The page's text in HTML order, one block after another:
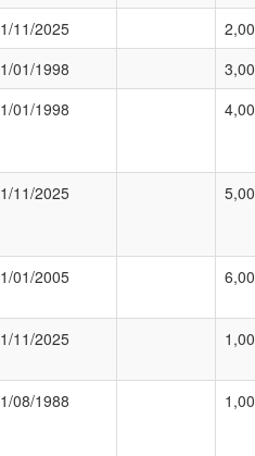
1/11/2025 2,00
1/01/1998 3,00
1/01/1998 4,00
1/11/2025 5,00
1/01/2005 6,00
1/11/2025 1,00
1/08/1988 1,00